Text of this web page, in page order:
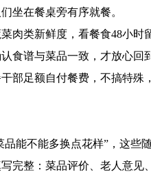
坐在餐桌旁有序就餐。
肉类新鲜度，看餐食48小
食谱与菜品一致，才放心回
部足额自付餐费，不搞特殊
能不能多换点花样”，这
完整：菜品评价、老人意见